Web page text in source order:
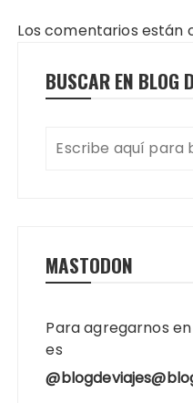
Los comentarios están
BUSCAR EN BLOG
MASTODON
Para agregarnos
es